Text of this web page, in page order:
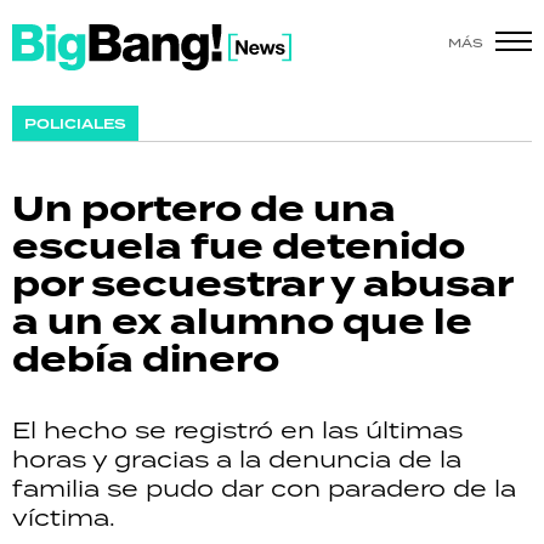
MÁS
POLICIALES
Un portero de una
escuela fue detenido
por secuestrar y abusar
a un ex alumno que le
debía dinero
El hecho se registró en las últimas
horas y gracias a la denuncia de la
familia se pudo dar con paradero de la
víctima.
SHOW
ACTUALIDAD
POLICIALES
ECONOMÍA
SALUD
DEPORTES